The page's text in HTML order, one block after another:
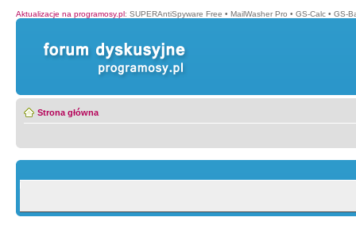
Aktualizacje na programosy.pl: SUPERAntiSpyware Free • MailWasher Pro • GS-Calc • GS-
Strona główna